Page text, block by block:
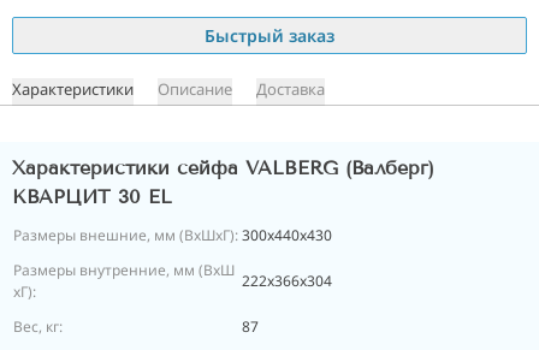
Быстрый заказ
Характеристики Описание Доставка
Характеристики сейфа VALBERG (Валберг)
КВАРЦИТ 30 EL
Размеры внешние, мм (ВхШхГ):300x440x430
Размеры внутренние, мм (ВхШ
хГ):
222x366x304
Вес, кг:
87